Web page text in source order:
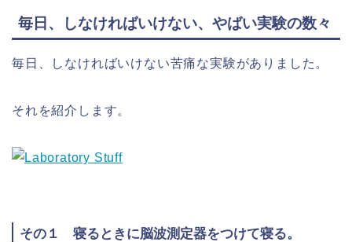
毎日、しなければいけない、やばい実験の数々
毎日、しなければいけない苦痛な実験がありました。
それを紹介します。
その１ 寝るときに脳波測定器をつけて寝る。